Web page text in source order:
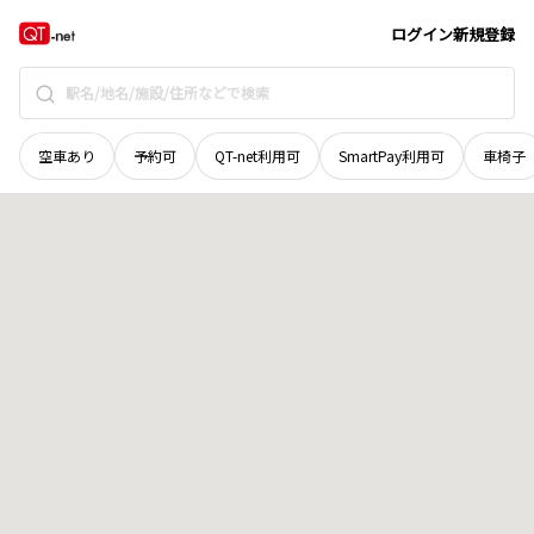
ログイン新規登録
空車あり 予約可 QT-net利用可 SmartPay利用可 車椅子
宮城県